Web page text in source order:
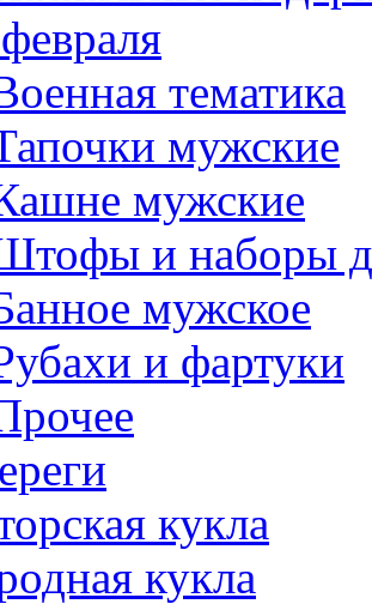
тематика
мужские
мужские
и наборы
мужское
и фартуки
кукла
кукла